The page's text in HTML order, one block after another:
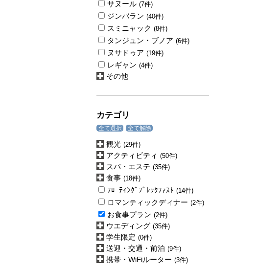
サヌール (7件)
ジンバラン (40件)
スミニャック (8件)
タンジュン・ブノア (6件)
ヌサドゥア (19件)
レギャン (4件)
その他
カテゴリ
全て選択 全て解除
観光 (29件)
アクティビティ (50件)
スパ・エステ (35件)
食事 (18件)
ﾌﾛｰﾃｨﾝｸﾞﾌﾞﾚｯｸﾌｧｽﾄ (14件)
ロマンティックディナー (2件)
お食事プラン (2件)
ウエディング (35件)
学生限定 (0件)
送迎・交通・前泊 (9件)
携帯・WiFiルーター (3件)